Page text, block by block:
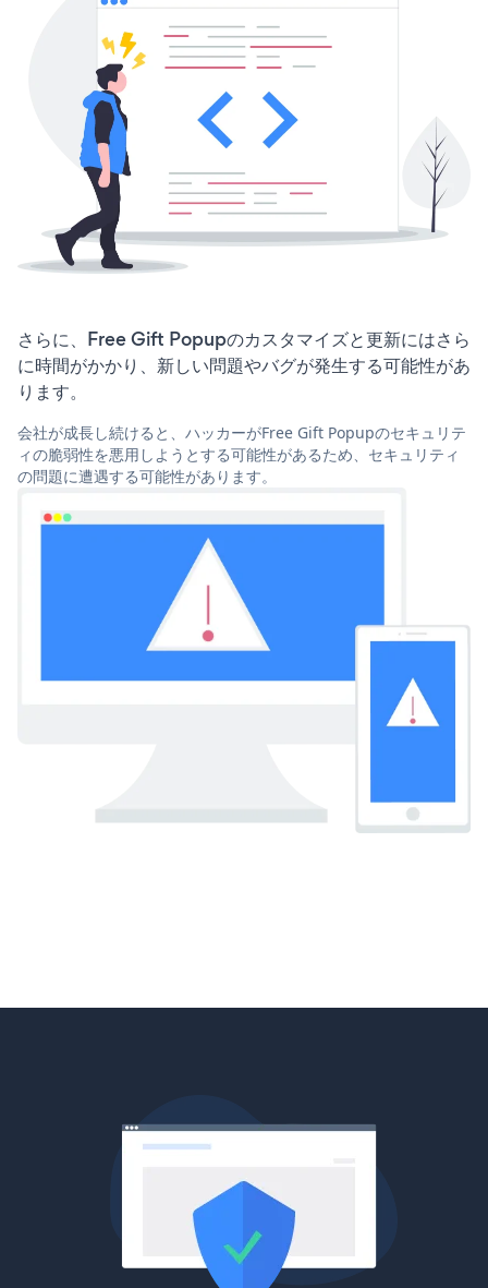
さらに、Free Gift Popupのカスタマイズと更新にはさら
に時間がかかり、新しい問題やバグが発生する可能性があ
ります。
会社が成長し続けると、ハッカーがFree Gift Popupのセキュリテ
ィの脆弱性を悪用しようとする可能性があるため、セキュリティ
の問題に遭遇する可能性があります。